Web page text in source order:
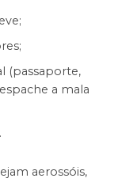
(passaporte,
a mala
aerossóis,